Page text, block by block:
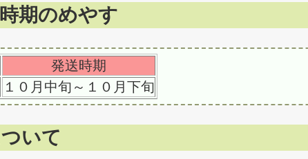
期のめやす
発送時期
１０月中旬～１０月下旬
いて